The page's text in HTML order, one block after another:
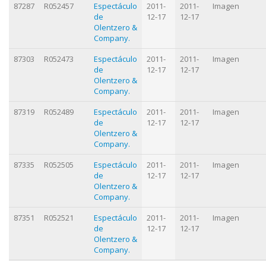
87287 R052457
Espectáculo
de
Olentzero &
Company.
2011-
12-17
2011-
12-17
Imagen
87303 R052473
Espectáculo
de
Olentzero &
Company.
2011-
12-17
2011-
12-17
Imagen
87319 R052489
Espectáculo
de
Olentzero &
Company.
2011-
12-17
2011-
12-17
Imagen
87335 R052505
Espectáculo
de
Olentzero &
Company.
2011-
12-17
2011-
12-17
Imagen
87351 R052521
Espectáculo
de
Olentzero &
Company.
2011-
12-17
2011-
12-17
Imagen